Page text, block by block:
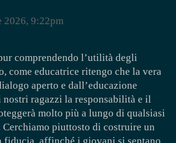
2026, 9:22pm
comprendendo l’utilità degli
come educatrice ritengo che la vera
aperto e dall’educazione
ragazzi la responsabilità e il
molto più a lungo di qualsiasi
piuttosto di costruire un